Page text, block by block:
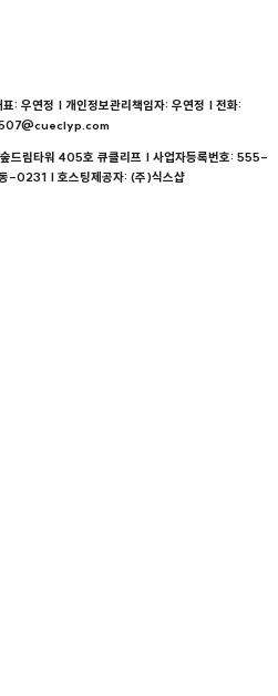
: 우연정 | 개인정보관리책임자: 우연정 | 전화:
드림타워 405호 큐클리프 | 사업자등록번호: 555-
-0231 | 호스팅제공자: (주)식스샵